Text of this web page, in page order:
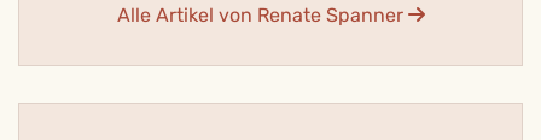
Alle Artikel von Renate Spanner